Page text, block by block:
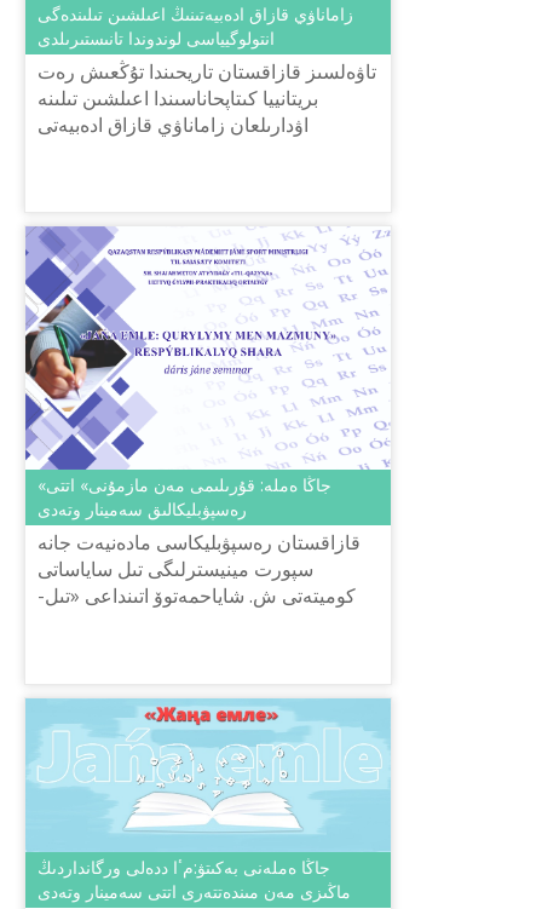
زاماناۋي قازاق ادەبيەتىنىڭ اعىلشىن تىلىندەگى
انتولوگيياسى لوندوندا تانىستىرىلدى
تاۋەلسىز قازاقستان تاريحىندا تۇڭعىش رەت
بريتانييا كىتاپحاناسىندا اعىلشىن تىلىنە
اۋدارىلعان زاماناۋي قازاق ادەبيەتى
«جاڭا ەملە: قۇرىلىمى مەن مازمۇنى» اتتى
رەسپۋبليكالىق سەمينار وتەدى
قازاقستان رەسپۋبليكاسى مادەنيەت جانە
سپورت مينيسترلىگى تىل ساياساتى
كوميتەتى ش. شاياحمەتوۆ اتىنداعى «تىل-
جاڭا ەملەنى بەكىتۋ:مٴا ددەلى ورگانداردىڭ
ماڭىزى مەن مىندەتتەرى اتتى سەمينار وتەدى